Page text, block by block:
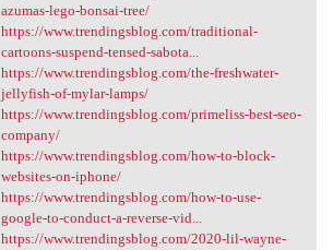
azumas-lego-bonsai-tree/
https://www.trendingsblog.com/traditional-
cartoons-suspend-tensed-sabota...
https://www.trendingsblog.com/the-freshwater-
jellyfish-of-mylar-lamps/
https://www.trendingsblog.com/primeliss-best-seo-
company/
https://www.trendingsblog.com/how-to-block-
websites-on-iphone/
https://www.trendingsblog.com/how-to-use-
google-to-conduct-a-reverse-vid...
https://www.trendingsblog.com/2020-lil-wayne-